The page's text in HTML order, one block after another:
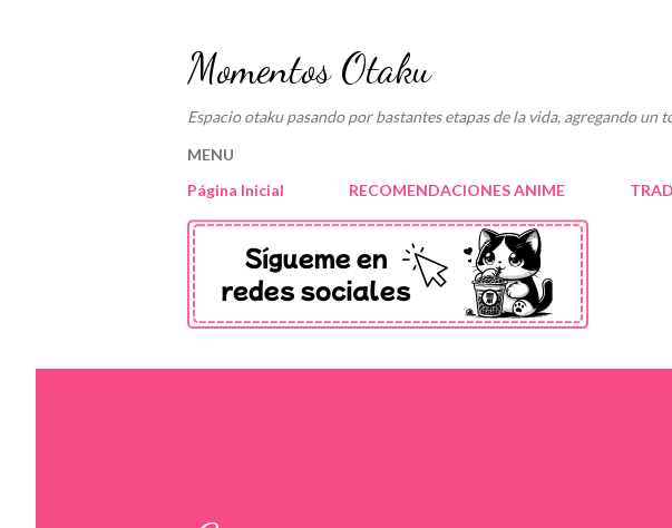
Momentos Otaku
Espacio otaku pasando por bastantes etapas de la vida, agregando un
MENU
Página Inicial
RECOMENDACIONES ANIME